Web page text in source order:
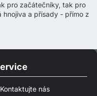
pro začátečníky, tak pro
hnojiva a přísady - přímo z
Kontaktujte nás